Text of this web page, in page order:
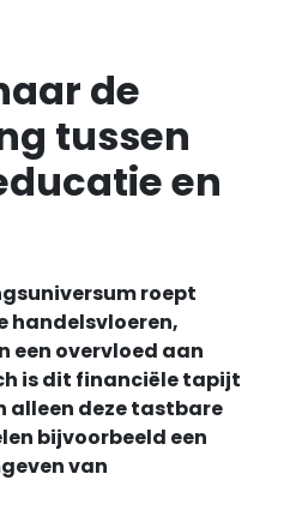
de
tussen
en
roept
handelsvloeren,
een overvloed aan
is dit financiële tapijt
alleen deze tastbare
bijvoorbeeld een
van